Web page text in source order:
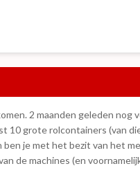
2 maanden geleden
10 grote rolcontainers (van
je met het bezit van het
de machines (en